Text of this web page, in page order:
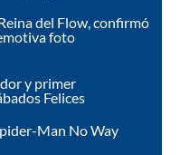
del Flow, confirmó
foto
y primer
Felices
Man No Way